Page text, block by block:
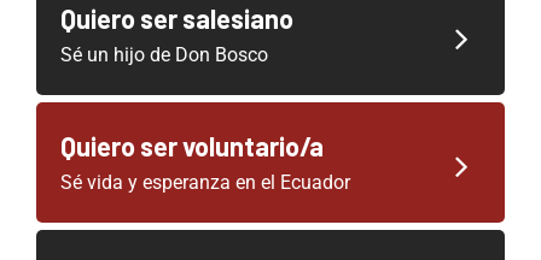
Quiero ser salesiano
Sé un hijo de Don Bosco
Quiero ser voluntario/a
Sé vida y esperanza en el Ecuador